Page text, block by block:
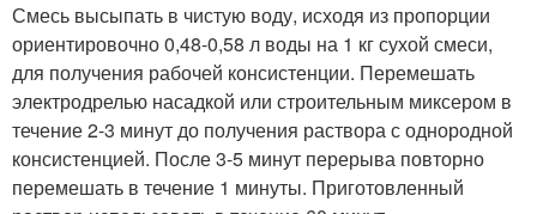
Смесь высыпать в чистую воду, исходя из пропорции
ориентировочно 0,48-0,58 л воды на 1 кг сухой смеси,
для получения рабочей консистенции. Перемешать
электродрелью насадкой или строительным миксером в
течение 2-3 минут до получения раствора с однородной
консистенцией. После 3-5 минут перерыва повторно
перемешать в течение 1 минуты. Приготовленный